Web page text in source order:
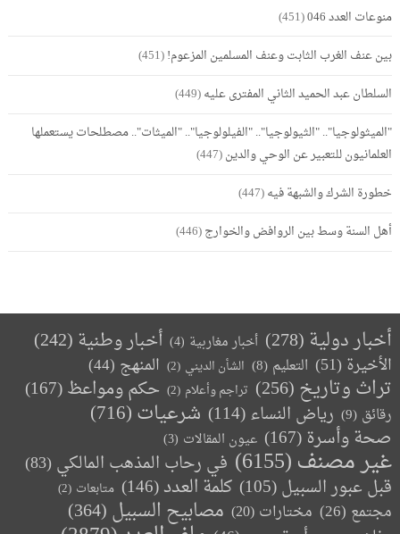
منوعات العدد 046
(451)
بين عنف الغرب الثابت وعنف المسلمين المزعوم!(451)
السلطان عبد الحميد الثاني المفترى عليه(449)
"الميثولوجيا".. "الثيولوجيا".. "الفيلولوجيا".. "الميثات".. مصطلحات يستعملها
العلمانيون للتعبير عن الوحي والدين(447)
خطورة الشرك والشبهة فيه(447)
أهل السنة وسط بين الروافض والخوارج(446)
أخبار دولية (278) أخبار مغاربية (4) أخبار وطنية(242)
الأخيرة (51) التعليم (8) الشأن الديني (2) المنهج (44)
تراث وتاريخ(256) تراجم وأعلام (2) حكم ومواعظ(167)
رقائق (9) رياض النساء(114) شرعيات(716)
صحة وأسرة(167) عيون المقالات (3)
غير مصنف(6155) في رحاب المذهب المالكي (83)
قبل عبور السبيل(105) كلمة العدد(146) متابعات (2)
مجتمع (26) مختارات (20) مصابيح السبيل(364)